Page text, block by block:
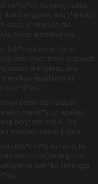
tel*nj*ng ku yang mulus,
mengeras dan j*mbiku
sana. Kemudian dia
balas memeluknya.
bib*rnya turun terus
dari leher terus kebawah
sudah mengeras, aku
kepalanya ke
di d*d*ku.
pelan dari bagian
mend*sis2, apalagi
berj*mbi tebal. Dia
menjadi basah kuyup,
bib*r m*qiku terus ke
aku terlonjak kegelian.
pah*ku sehingga